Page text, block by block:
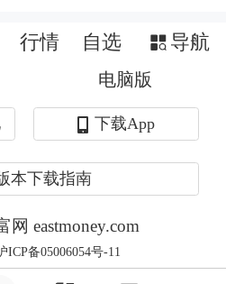
芯片、模型厂商的共
能快速起量的核心原
自研的推理引擎与算
行情 自选 导航
电脑版
下载App
本下载指南
eastmoney.com
ICP备05006054号-11